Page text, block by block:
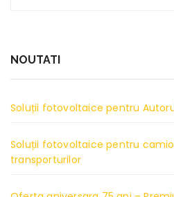
NOUTATI
Soluții fotovoltaice pentru
Soluții fotovoltaice pentru
transporturilor